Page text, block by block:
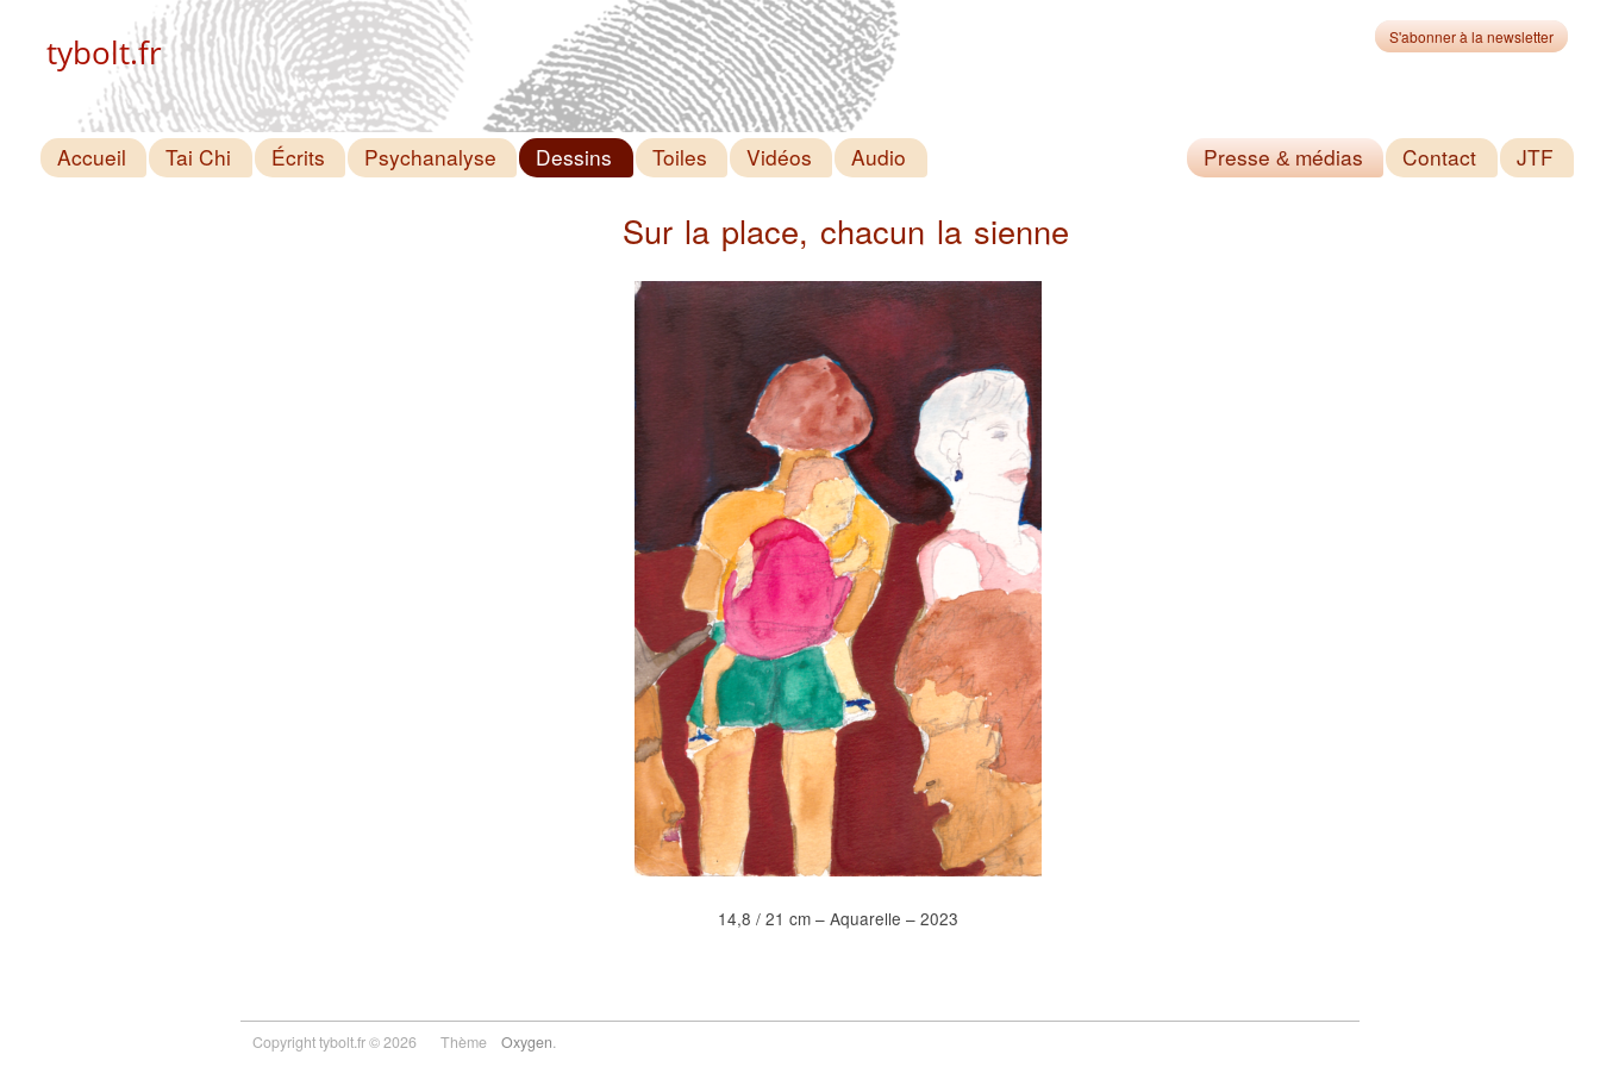
tybolt.fr S'abonner à la newsletter
Accueil Tai Chi Écrits Psychanalyse Dessins Toiles Vidéos Audio JTF
Contact
Presse&médias
Sur la place, chacun la sienne
14,8 / 21 cm – Aquarelle – 2023
Copyright tybolt.fr © 2026 Thème Oxygen.